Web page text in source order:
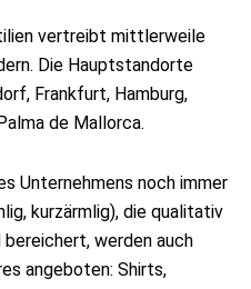
vertreibt mittlerweile
Die Hauptstandorte
Frankfurt, Hamburg,
de Mallorca.
Unternehmens noch immer
kurzärmlig), die qualitativ
werden auch
angeboten: Shirts,